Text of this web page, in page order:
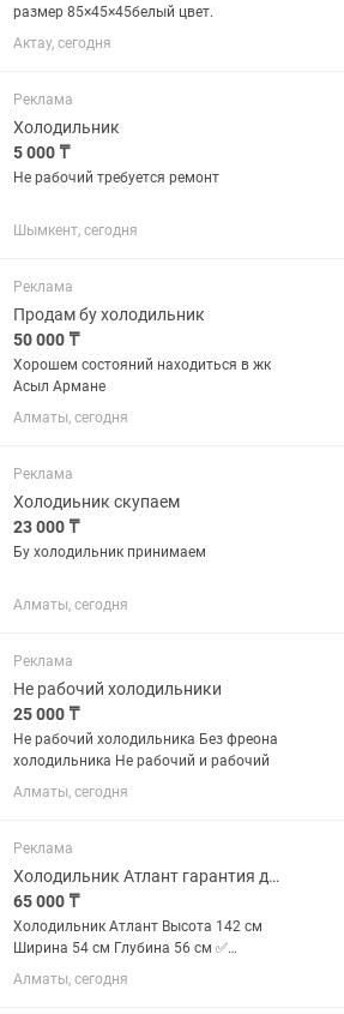
размер 85×45×45белый цвет.
Актау, сегодня
Реклама
Холодильник
5 000 ₸
Не рабочий требуется ремонт
Шымкент, сегодня
Реклама
Продам бу холодильник
50 000 ₸
Хорошем состояний находиться в жк
Асыл Армане
Алматы, сегодня
Реклама
Холодиьник скупаем
23 000 ₸
Бу холодильник принимаем
Алматы, сегодня
Реклама
Не рабочий холодильники
25 000 ₸
Не рабочий холодильника Без фреона
холодильника Не рабочий и рабочий
Алматы, сегодня
Реклама
Холодильник Атлант гарантия доставка
65 000 ₸
Холодильник Атлант Высота 142 см
Ширина 54 см Глубина 56 см ✅
Продажа б/у холодильников с
официальной гарантией 2 месяца от
Алматы, сегодня